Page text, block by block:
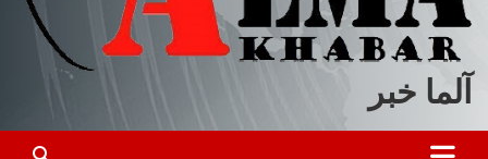
آلما خبر